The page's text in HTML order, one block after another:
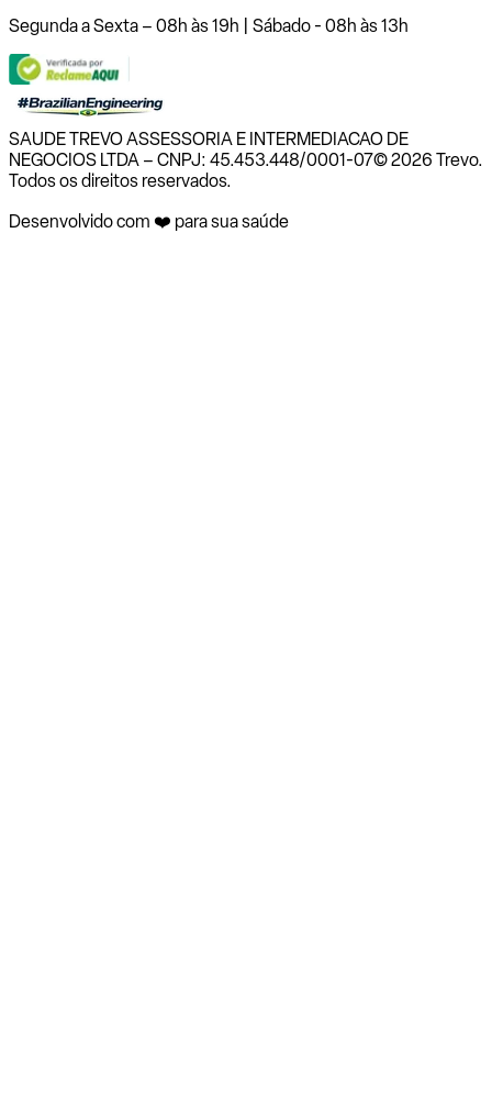
Segunda a Sexta – 08h às 19h | Sábado - 08h às 13h
SAUDE TREVO ASSESSORIA E INTERMEDIACAO DE
NEGOCIOS LTDA – CNPJ: 45.453.448/0001-07© 2026 Trevo.
Todos os direitos reservados.
Desenvolvido com ❤️ para sua saúde